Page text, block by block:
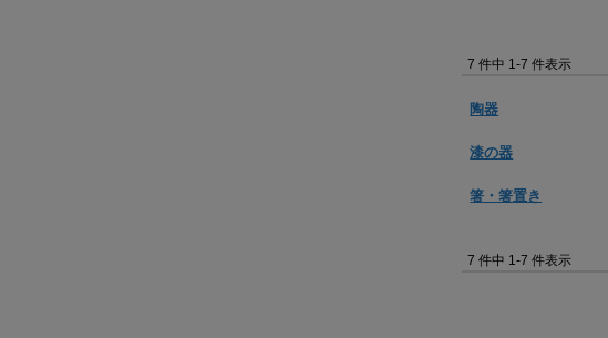
7 件中 1-7 件表示
陶器
漆の器
箸・箸置き
7 件中 1-7 件表示